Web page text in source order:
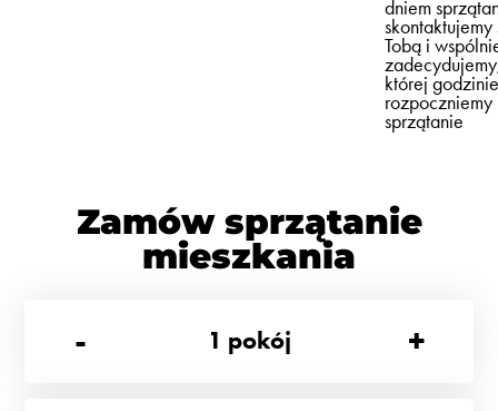
dniem
skontaktujemy
Tobą i
której
rozpoczniemy
sprzątanie
Zamów sprzątanie
mieszkania
-
1 pokój +